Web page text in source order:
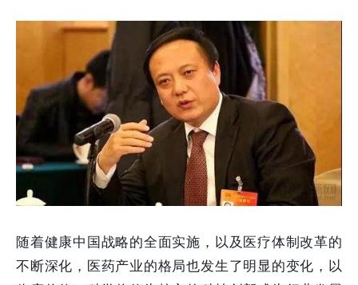
随着健康中国战略的全面实施，以及医疗体制改革的
不断深化，医药产业的格局也发生了明显的变化，以